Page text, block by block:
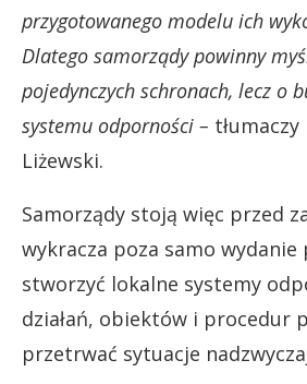
przygotowanego modelu ich
Dlatego samorządy powinny
pojedynczych schronach, lecz o
systemu odporności – tłumaczy
Liżewski.
Samorządy stoją więc przed
wykracza poza samo wydanie
stworzyć lokalne systemy
działań, obiektów i procedur
przetrwać sytuacje